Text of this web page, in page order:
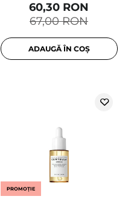
67,00 RON
60,30 RON
ADAUGĂ ÎN COȘ
PROMOȚIE